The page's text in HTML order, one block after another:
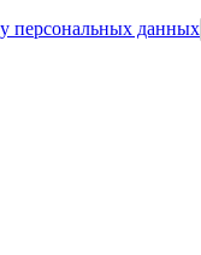
персональных данных